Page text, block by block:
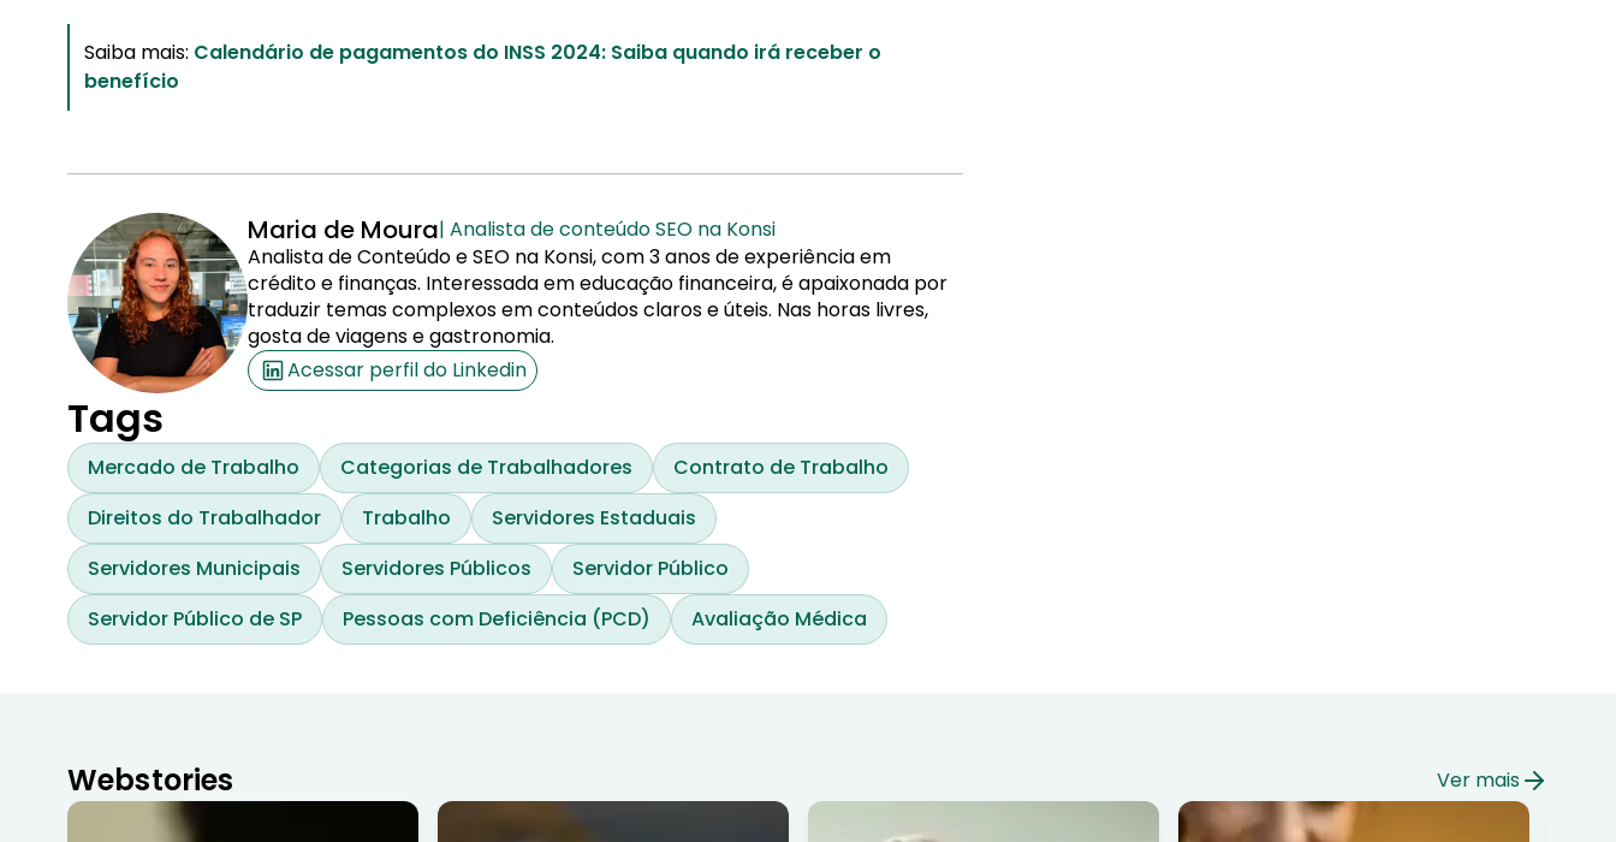
Saiba mais: Calendário de pagamentos do INSS 2024: Saiba quando irá receber o
benefício
Maria de Moura| Analista de conteúdo SEO na Konsi
Analista de Conteúdo e SEO na Konsi, com 3 anos de experiência em
crédito e finanças. Interessada em educação financeira, é apaixonada por
traduzir temas complexos em conteúdos claros e úteis. Nas horas livres,
gosta de viagens e gastronomia.
Acessar perfil do Linkedin
Tags
Mercado de Trabalho Categorias de Trabalhadores
Contrato de Trabalho
Direitos do Trabalhador
Trabalho
Servidores Estaduais
Servidores Municipais
Servidores Públicos
Servidor Público
Servidor Público de SP
Pessoas com Deficiência (PCD) Avaliação Médica
Webstories Ver mais